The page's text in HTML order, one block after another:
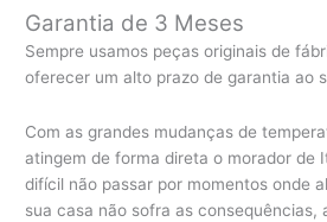
Garantia de 3 Meses
Sempre usamos peças originais de
oferecer um alto prazo de garantia ao
Com as grandes mudanças de
atingem de forma direta o morador de
difícil não passar por momentos onde
sua casa não sofra as consequências,